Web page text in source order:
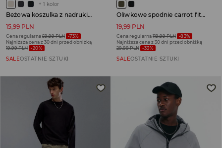
+ 1 kolor
Beżowa koszulka z nadrukiem gołębia z podpisem no sh*t
15,99 PLN
Cena regularna59,99 PLN -73%
Najniższa cena z 30 dni przed obniżką
19,99 PLN -20%
SALEOSTATNIE SZTUKI
Oliwkowe spodnie carrot fit z elastycznym pasem
19,99 PLN
Cena regularna119,99 PLN -83%
Najniższa cena z 30 dni przed obniżką
29,99 PLN -33%
SALEOSTATNIE SZTUKI